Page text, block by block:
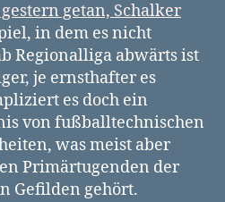
getan, Schalker
in dem es nicht
Regionalliga abwärts ist
je ernsthafter es
es doch ein
von fußballtechnischen
was meist aber
Primärtugenden der
Gefilden gehört.